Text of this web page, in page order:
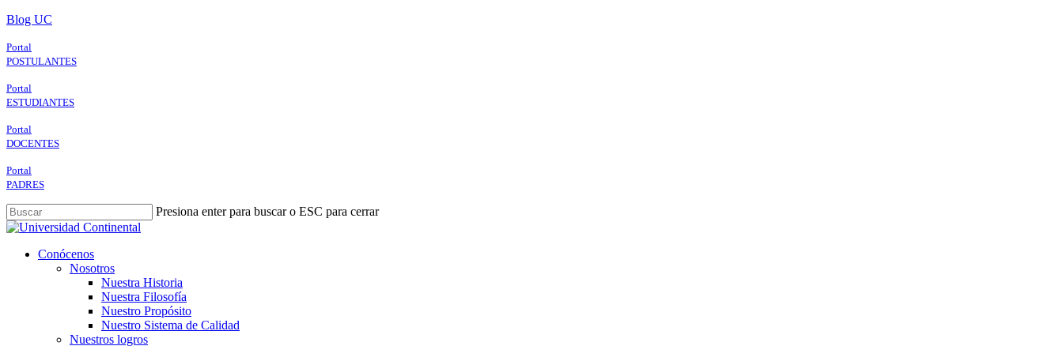
Skip
main
content
Blog UC
Portal
POSTULANTES
Portal
ESTUDIANTES
Portal
DOCENTES
Portal
PADRES
Presiona enter para buscar o ESC para cerrar
Close
search
Menu
Conócenos
Nosotros
Nuestra Historia
Nuestra Filosofía
Nuestro Propósito
Nuestro Sistema de Calidad
Nuestros logros